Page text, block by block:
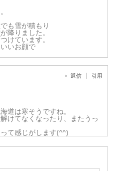
も雪が積もり
降りました。
けています。
いお顔で
返信 引用
道は寒そうですね。
けてなくなったり、またうっ
て感じがします(^^)